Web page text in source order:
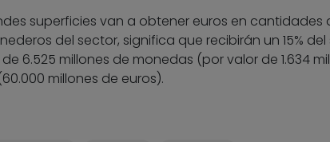
superficies van a obtener euros en cantidades
del sector, significa que recibirán un 15%
6.525 millones de monedas (por valor de 1.634
millones de euros).